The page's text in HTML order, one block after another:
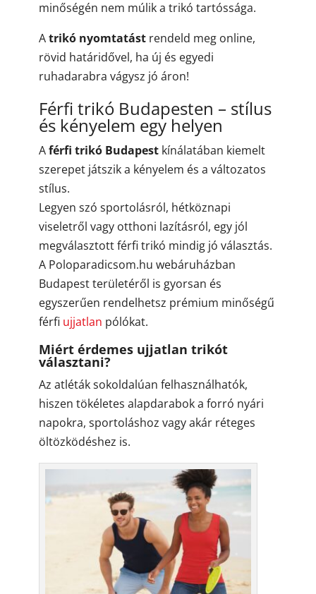
minőségén nem múlik a trikó tartóssága.
Atrikó nyomtatástrendeld meg online,
rövid határidővel, ha új és egyedi
ruhadarabra vágysz jó áron!
Férfi trikó Budapesten – stílus
és kényelem egy helyen
Aférfi trikó Budapestkínálatában kiemelt
szerepet játszik a kényelem és a változatos
stílus.
Legyen szó sportolásról, hétköznapi
viseletről vagy otthoni lazításról, egy jól
megválasztott férfi trikó mindig jó választás.
A Poloparadicsom.hu webáruházban
Budapest területéről is gyorsan és
egyszerűen rendelhetsz prémium minőségű
férfi ujjatlan pólókat.
Miért érdemes ujjatlan trikót
választani?
Az atléták sokoldalúan felhasználhatók,
hiszen tökéletes alapdarabok a forró nyári
napokra, sportoláshoz vagy akár réteges
öltözködéshez is.